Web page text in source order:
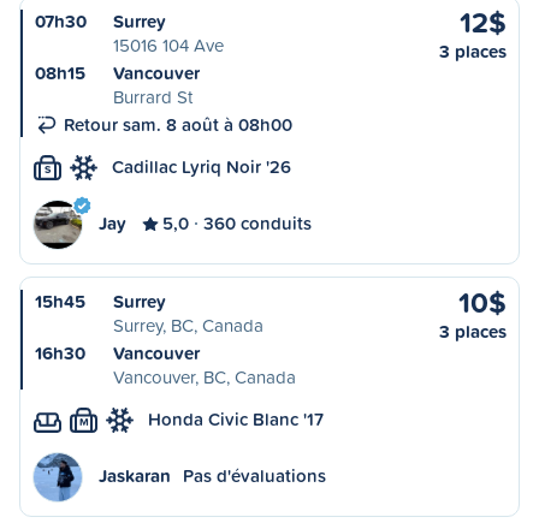
07h30
Surrey
15016 104 Ave
08h15
Vancouver
Burrard St
Retour sam. 8 août à 08h00
12$
3 places
S Cadillac Lyriq Noir '26
Jay 5,0 360 conduits
15h45
Surrey
Surrey, BC, Canada
16h30
Vancouver
Vancouver, BC, Canada
10$
3 places
M Honda Civic Blanc '17
Jaskaran Pas d'évaluations